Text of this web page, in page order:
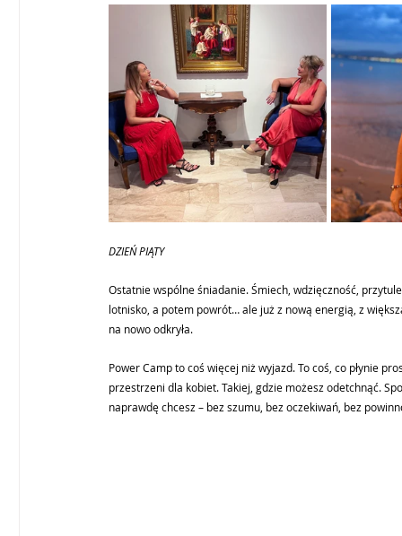
DZIEŃ PIĄTY
Ostatnie wspólne śniadanie. Śmiech, wdzięczność,
lotnisko, a potem powrót… ale już z nową energią, z
na nowo odkryła.
Power Camp to coś więcej niż wyjazd. To coś, co płynie
przestrzeni dla kobiet. Takiej, gdzie możesz odetchnąć.
naprawdę chcesz – bez szumu, bez oczekiwań, bez